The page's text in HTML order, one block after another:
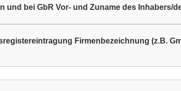
und bei GbR Vor- und Zuname des Inhabers/
Firmenbezeichnung (z.B.